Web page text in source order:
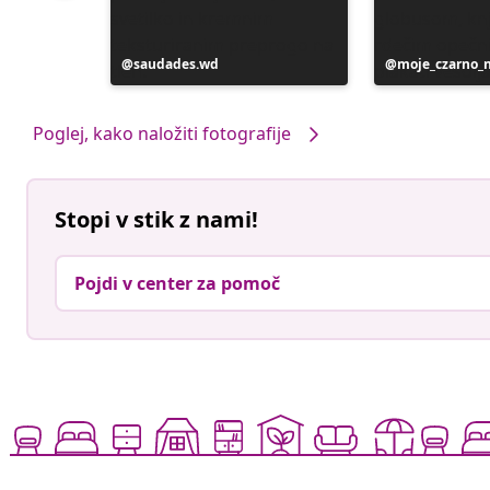
Objavo
je
saudades.wd
Objavo
je
Poglej, kako naložiti fotografije
Stopi v stik z nami!
Pojdi v center za pomoč